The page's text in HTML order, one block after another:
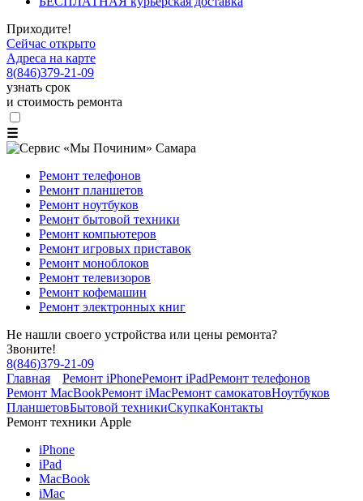
Приходите!
Сейчас открыто
Адреса на карте
8(846)379-21-09
узнать срок
и стоимость ремонта
☰
Ремонт телефонов
Ремонт планшетов
Ремонт ноутбуков
Ремонт бытовой техники
Ремонт компьютеров
Ремонт игровых приставок
Ремонт моноблоков
Ремонт телевизоров
Ремонт кофемашин
Ремонт электронных книг
Не нашли своего устройства или цены ремонта?
Звоните!
8(846)379-21-09
Главная
Ремонт iPhoneРемонт iPadРемонт телефонов
Ремонт MacBookРемонт iMacРемонт самокатовНоутбуков
ПланшетовБытовой техникиСкупкаКонтакты
Ремонт техники Apple
iPhone
iPad
MacBook
iMac